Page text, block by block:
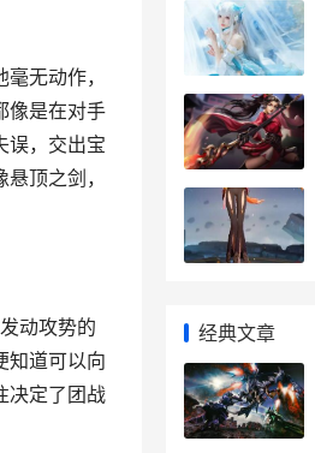
无动作，
像是在对手
误，交出宝
顶之剑，
动攻势的
知道可以向
决定了团战
经典文章